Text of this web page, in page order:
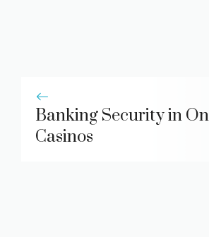
Banking Security in
Casinos